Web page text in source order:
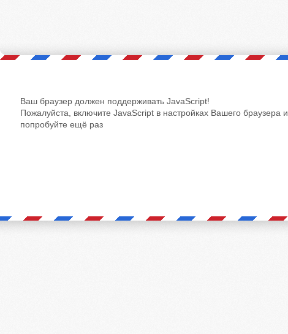
Ваш браузер должен поддерживать JavaScript!
Пожалуйста, включите JavaScript в настройках Вашего браузера и
попробуйте ещё раз